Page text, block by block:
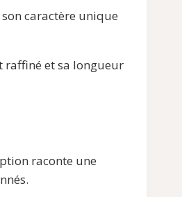
caractère unique
raffiné et sa longueur
raconte une